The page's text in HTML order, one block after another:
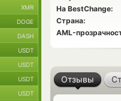
На BestChange:
Страна:
AML-
Отзывы
XMR
DOGE
DASH
USDT
USDT
USDT
USDT